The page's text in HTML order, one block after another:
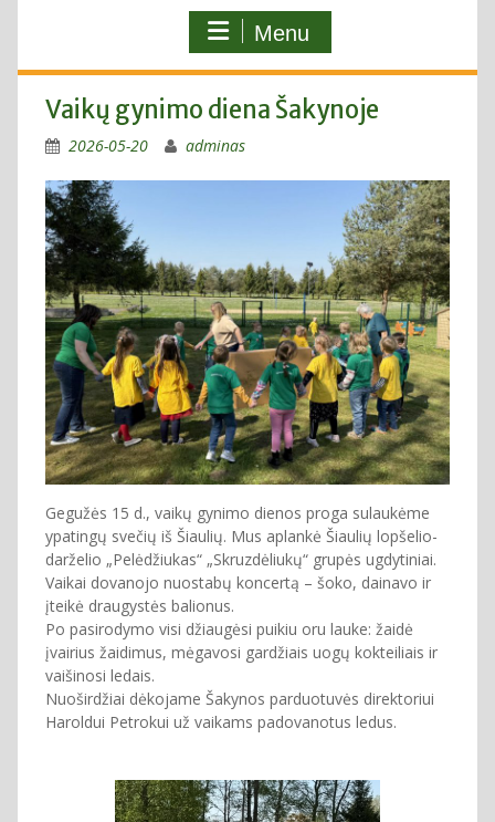
Menu
Vaikų gynimo diena Šakynoje
2026-05-20 adminas
Gegužės 15 d., vaikų gynimo dienos proga sulaukėme
ypatingų svečių iš Šiaulių. Mus aplankė Šiaulių lopšelio-
darželio „Pelėdžiukas“ „Skruzdėliukų“ grupės ugdytiniai.
Vaikai dovanojo nuostabų koncertą – šoko, dainavo ir
įteikė draugystės balionus.
Po pasirodymo visi džiaugėsi puikiu oru lauke: žaidė
įvairius žaidimus, mėgavosi gardžiais uogų kokteiliais ir
vaišinosi ledais.
Nuoširdžiai dėkojame Šakynos parduotuvės direktoriui
Haroldui Petrokui už vaikams padovanotus ledus.